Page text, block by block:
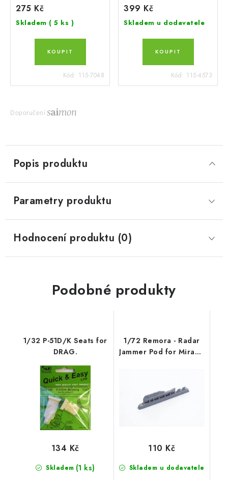
275 Kč
Skladem ( 5 ks )
Kód: 115-7048
399 Kč
Skladem u dodavatele
Kód: 115-4573
Doporučení
Popis produktu
Parametry produktu
Hodnocení produktu (0)
Podobné produkty
1/32 P-51D/K Seats for
DRAG.
Skladem (1 ks)
134 Kč
1/72 Remora - Radar
Jammer Pod for Mirage
Skladem u dodavatele
110 Kč